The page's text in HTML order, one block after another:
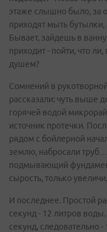
этаже слышно было, за
приходят мыть бутылки,
Бывает, зайдешь в
приходит - пойти, что
душем?
Сомнений в
рассказали: чуть выше
горячей водой
источник протечки.
рядом с бойлерной
землю, набросали
подмывающий
сырость, только
И последнее. Простой
секунд - 12 литров
секунд, следовательно